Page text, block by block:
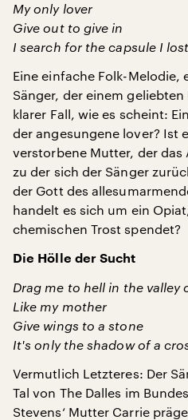
My only lover
Give out to give in
I search for the capsule I lost
Eine einfache Folk-Melodie,
Sänger, der einem
klarer Fall, wie es scheint:
der angesungene lover? Ist
verstorbene Mutter, der
zu der sich der Sänger
der Gott des
handelt es sich um ein
chemischen Trost spendet?
Die Hölle der Sucht
Drag me to hell in the valley
Like my mother
Give wings to a stone
It's only the shadow of a
Vermutlich Letzteres: Der
Tal von The Dalles im
Stevens‘ Mutter Carrie